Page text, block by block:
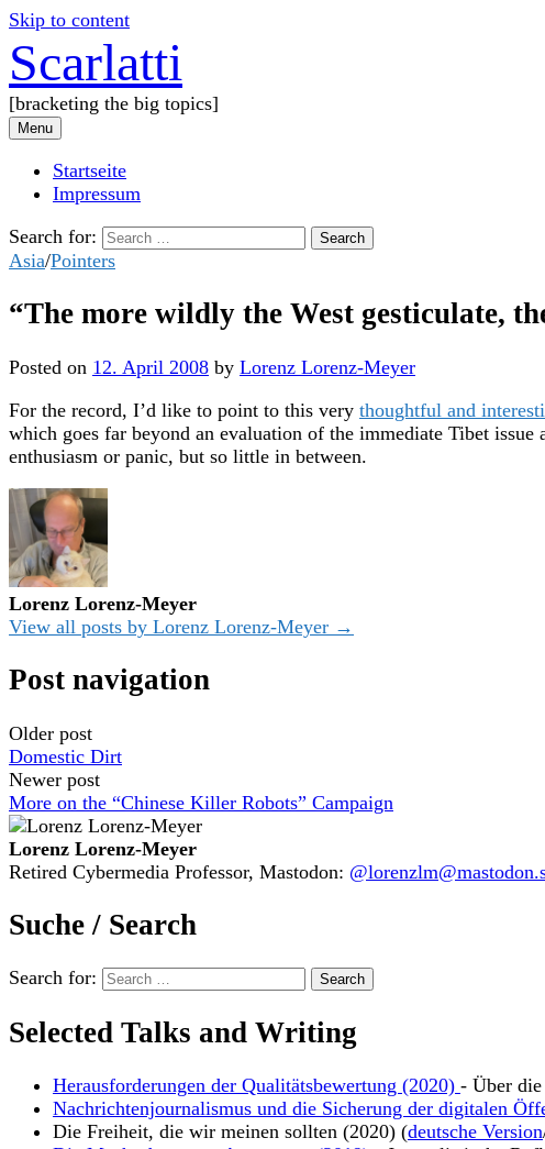
Skip to content
Scarlatti
[bracketing the big topics]
Menu
Startseite
Impressum
Search for:
Asia/Pointers
“The more wildly the West gesticulate,
Posted on 12. April 2008 by Lorenz Lorenz-Meyer
For the record, I’d like to point to this very thoughtful and
which goes far beyond an evaluation of the immediate Tibet issue
enthusiasm or panic, but so little in between.
Lorenz Lorenz-Meyer
View all posts by Lorenz Lorenz-Meyer →
Post navigation
Older post
Domestic Dirt
Newer post
More on the “Chinese Killer Robots” Campaign
Lorenz Lorenz-Meyer
Retired Cybermedia Professor, Mastodon:
Suche / Search
Search for:
Selected Talks and Writing
Herausforderungen der Qualitätsbewertung (2020) - Über
Nachrichtenjournalismus und die Sicherung der digitalen
Die Freiheit, die wir meinen sollten (2020) (deutsche Version